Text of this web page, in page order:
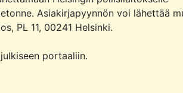
Asiakirjapyynnön voi lähettää
PL 11, 00241 Helsinki.
portaaliin.